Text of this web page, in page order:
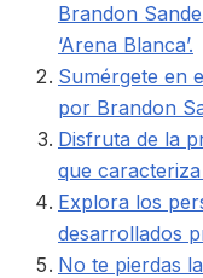
Brandon
‘Arena Blanca’.
Sumérgete en
por Brandon
Disfruta de la
que
Explora los
desarrollados
No te pierdas